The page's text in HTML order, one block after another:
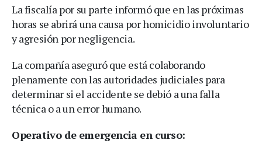
La fiscalía por su parte informó que en las próximas
horas se abrirá una causa por homicidio involuntario
y agresión por negligencia.
La compañía aseguró que está colaborando
plenamente con las autoridades judiciales para
determinar si el accidente se debió a una falla
técnica o a un error humano.
Operativo de emergencia en curso: